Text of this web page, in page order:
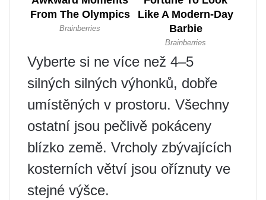
Vyberte si ne více než 4–5
silných silných výhonků, dobře
umístěných v prostoru. Všechny
ostatní jsou pečlivě pokáceny
blízko země. Vrcholy zbývajících
kosterních větví jsou oříznuty ve
stejné výšce.